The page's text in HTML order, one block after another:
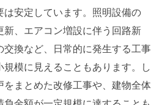
は安定しています。照明設備の
新、エアコン増設に伴う回路新
交換など、日常的に発生する工事
模に見えることもあります。し
をまとめた改修工事や、建物全体